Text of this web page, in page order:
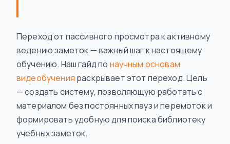
Переход от пассивного просмотра к активному
ведению заметок — важный шаг к настоящему
обучению. Наш гайд по научным основам
видеобучения раскрывает этот переход. Цель
— создать систему, позволяющую работать с
материалом без постоянных пауз и перемоток и
формировать удобную для поиска библиотеку
учебных заметок.